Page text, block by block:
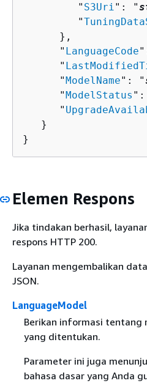
         "
S3Uri ": "
         "
      },
      "
LanguageCode
      "
      "
ModelName": "
      "
ModelStatus ":
      "
   }
}
Elemen Respons
Jika tindakan berhasil,
respons HTTP 200.
Layanan mengembalikan
JSON.
LanguageModel
Berikan informasi tentang
yang ditentukan.
Parameter ini juga
bahasa dasar yang Anda